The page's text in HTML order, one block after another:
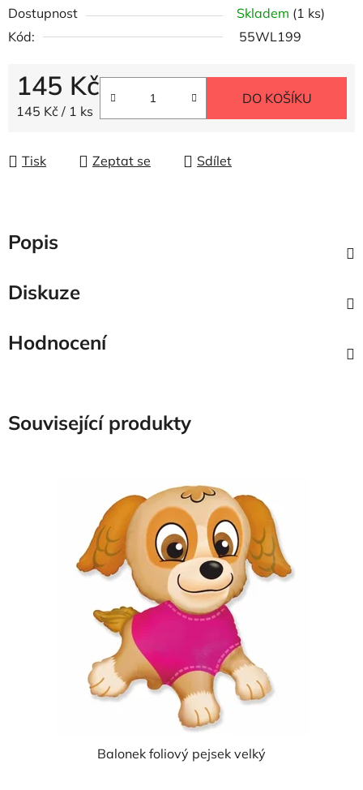
Dostupnost Skladem (1 ks)
Kód:
55WL199
145 Kč
Měrná cena:
145 Kč / 1 ks
DO KOŠÍKU
Tisk Zeptat se Sdílet
Popis
Diskuze
Hodnocení
Související produkty
Balonek foliový pejsek velký